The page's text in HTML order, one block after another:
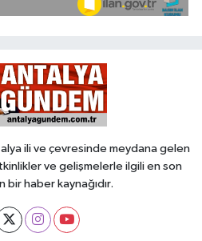
ili ve çevresinde meydana gelen
ve gelişmelerle ilgili en son
bir haber kaynağıdır.